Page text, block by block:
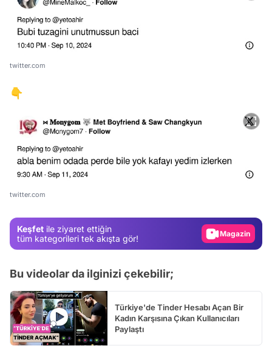
twitter.com
👇
twitter.com
Keşfet ile ziyaret ettiğin
tüm kategorileri tek akışta gör!
Video
Magazin
Bu videolar da ilginizi çekebilir;
Türkiye'de Tinder Hesabı Açan Bir
Kadın Karşısına Çıkan Kullanıcıları
Paylaştı